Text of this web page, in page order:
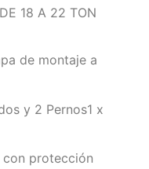
18 A 22 TON
de montaje a
y 2 Pernos1 x
con protección